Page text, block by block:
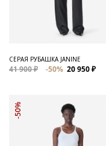
СЕРАЯ РУБАШКА JANINE
41 900 ₽ -50% 20 950 ₽
-50%